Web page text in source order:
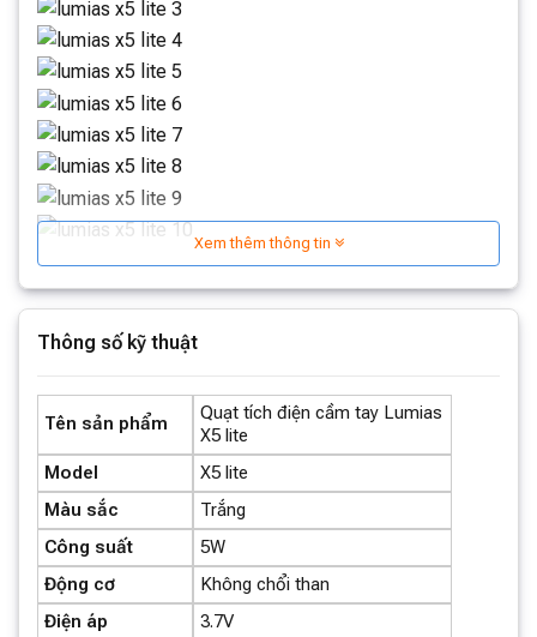
Xem thêm thông tin
Thông số kỹ thuật
Tên sản phẩm
Quạt tích điện cầm tay Lumias
X5 lite
Model
X5 lite
Màu sắc
Trắng
Công suất
5W
Động cơ
Không chổi than
Điện áp
3.7V